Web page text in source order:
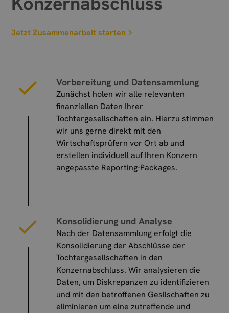
Jetzt Zusammenarbeit starten
Vorbereitung und Datensammlung
Zunächst holen wir alle relevanten
finanziellen Daten Ihrer
Tochtergesellschaften ein. Hierzu stimmen
wir uns gerne direkt mit den
Wirtschaftsprüfern vor Ort ab und
erstellen individuell auf Ihren Konzern
angepasste Reporting-Packages.
Konsolidierung und Analyse
Nach der Datensammlung erfolgt die
Konsolidierung der Abschlüsse der
Tochtergesellschaften in den
Konzernabschluss. Wir analysieren die
Daten, um Diskrepanzen zu identifizieren
und mit den betroffenen Gesllschaften zu
eliminieren um eine zutreffende und